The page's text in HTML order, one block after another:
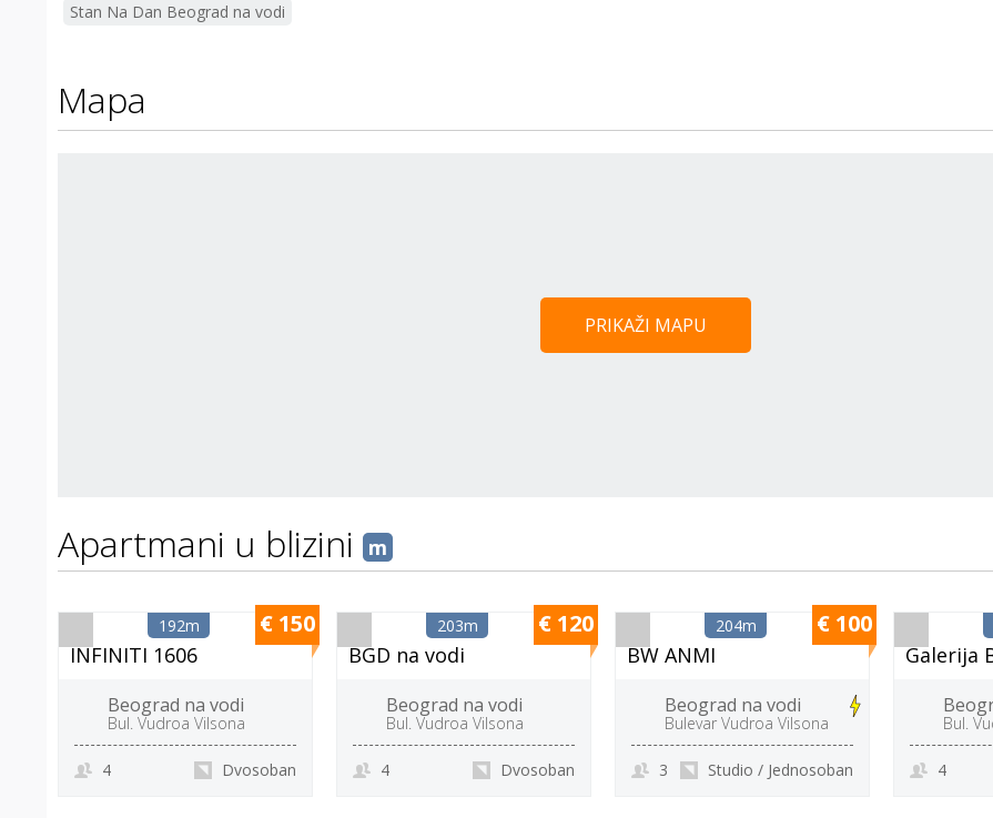
Stan Na Dan Beograd na vodi
Mapa
PRIKAŽI MAPU
Apartmani u blizini m
192m
INFINITI 1606
Beograd na vodi
Bul. Vudroa Vilsona
Dvosoban
4
€ 150 203m
BGD na vodi
Beograd na vodi
Bul. Vudroa Vilsona
Dvosoban
4
€ 120 204m
BW ANMI
Beograd na vodi
Bulevar Vudroa Vilsona
Studio / Jednosoban
3
€ 100
Galerija
Bul.
4